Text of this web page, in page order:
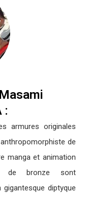
:
armures originales
de
manga et animation
de bronze sont
diptyque